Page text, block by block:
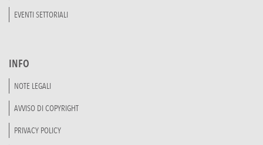
EVENTI SETTORIALI
INFO
NOTE LEGALI
AVVISO DI COPYRIGHT
PRIVACY POLICY